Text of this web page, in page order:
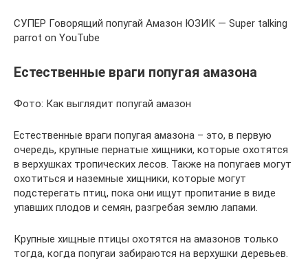
СУПЕР Говорящий попугай Амазон ЮЗИК — Super talking
parrot on YouTube
Естественные враги попугая амазона
Фото: Как выглядит попугай амазон
Естественные враги попугая амазона – это, в первую
очередь, крупные пернатые хищники, которые охотятся
в верхушках тропических лесов. Также на попугаев могут
охотиться и наземные хищники, которые могут
подстерегать птиц, пока они ищут пропитание в виде
упавших плодов и семян, разгребая землю лапами.
Крупные хищные птицы охотятся на амазонов только
тогда, когда попугаи забираются на верхушки деревьев.